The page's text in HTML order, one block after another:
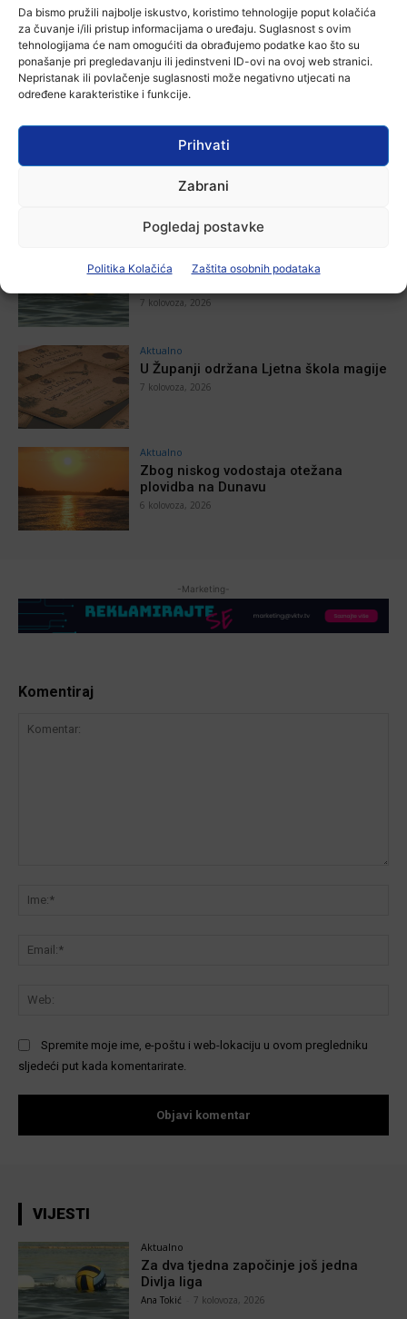
Da bismo pružili najbolje iskustvo, koristimo tehnologije poput kolačića
za čuvanje i/ili pristup informacijama o uređaju. Suglasnost s ovim
tehnologijama će nam omogućiti da obrađujemo podatke kao što su
ponašanje pri pregledavanju ili jedinstveni ID-ovi na ovoj web stranici.
Nepristanak ili povlačenje suglasnosti može negativno utjecati na
određene karakteristike i funkcije.
Prihvati
Zabrani
Pogledaj postavke
Politika Kolačića Zaštita osobnih podataka
Ana Tokić - 6 kolovoza, 2026
Aktualno
Autoklub Vinkovci u rujnu će obilježiti
stotu godišnjicu djelovanja
Za dva tjedna započinje još jedna
7 kolovoza, 2026
Aktualno
U Županji održana Ljetna škola magije
7 kolovoza, 2026
Aktualno
Zbog niskog vodostaja otežana
plovidba na Dunavu
6 kolovoza, 2026
-Marketing-
Komentiraj
Spremite moje ime, e-poštu i web-lokaciju u ovom pregledniku
sljedeći put kada komentarirate.
VIJESTI
Aktualno
Za dva tjedna započinje još jedna
Divlja liga
Ana Tokić 7 kolovoza, 2026